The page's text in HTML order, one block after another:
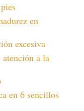
en
excesiva
a la
en 6 sencillos